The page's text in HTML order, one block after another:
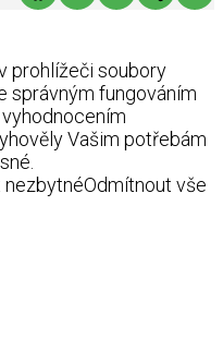
prohlížeči soubory
správným fungováním
Vašim potřebám
nezbytnéOdmítnout vše